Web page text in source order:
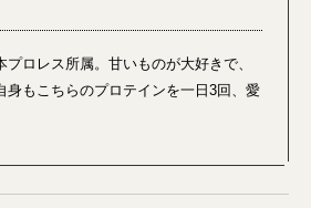
ロレス所属。甘いものが大好きで、
身もこちらのプロテインを一日3回、愛